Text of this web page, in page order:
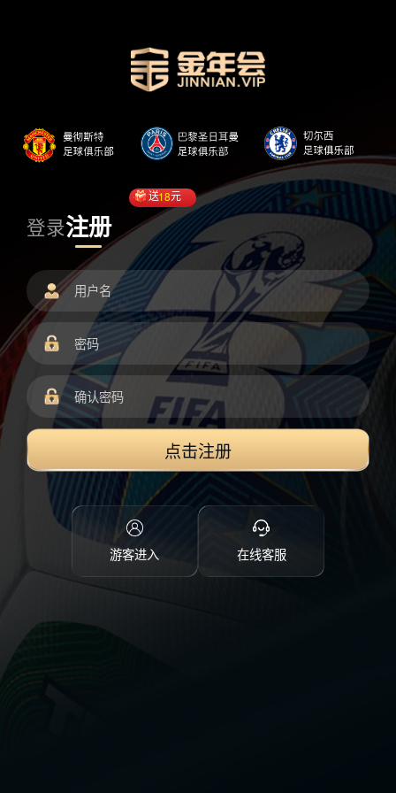
登录注册
送18元
点击注册
游客进入 在线客服